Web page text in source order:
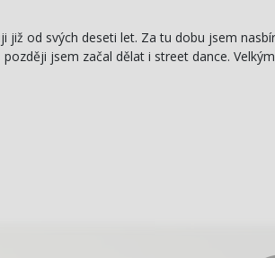
již od svých deseti let. Za tu dobu jsem
jsem začal dělat i street dance.